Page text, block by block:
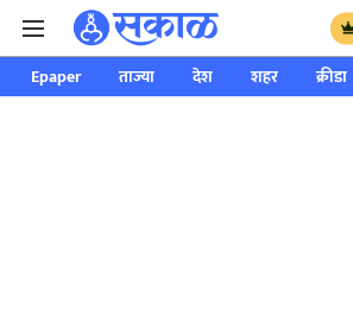
Epaper ताज्या देश शहर क्रीडा